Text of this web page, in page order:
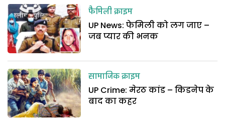
फैमिली क्राइम
UP News: फेमिली को लग जाए –
जब प्यार की भनक
सामाजिक क्राइम
UP Crime: मेरठ कांड – किडनेप के
बाद का कहर